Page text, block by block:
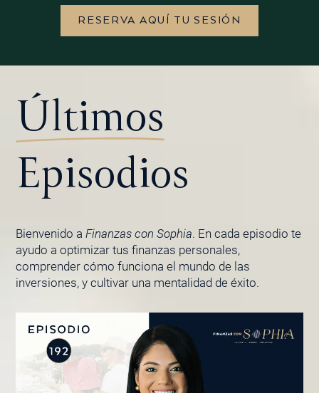
RESERVA AQUÍ TU SESIÓN
Últimos
Episodios
Bienvenido a Finanzas con Sophia. En cada episodio te
ayudo a optimizar tus finanzas personales,
comprender cómo funciona el mundo de las
inversiones, y cultivar una mentalidad de éxito.